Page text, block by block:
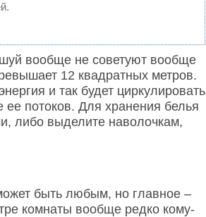
вообще не советуют вообще
12 квадратных метров.
и так будет циркулировать
потоков. Для хранения белья
либо выделите наволочкам,
быть любым, но главное –
комнаты вообще редко кому-